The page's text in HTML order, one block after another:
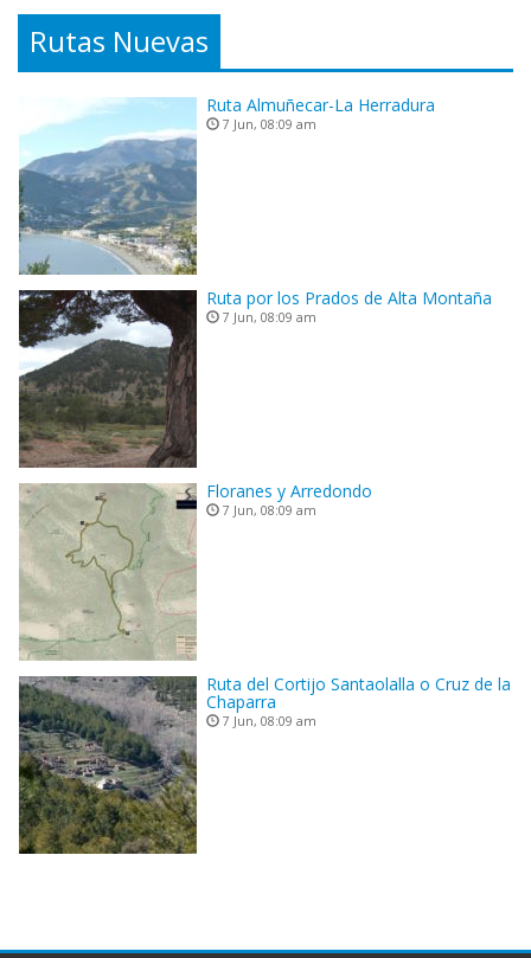
Rutas Nuevas
Ruta Almuñecar-La Herradura
7 Jun, 08:09 am
Ruta por los Prados de Alta Montaña
7 Jun, 08:09 am
Floranes y Arredondo
7 Jun, 08:09 am
Ruta del Cortijo Santaolalla o Cruz de la
Chaparra
7 Jun, 08:09 am